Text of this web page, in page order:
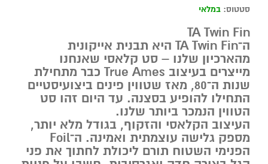
סטטוס: במלאי
TA Twin Fin
ה־TA Twin Fin היא תבנית אייקונית
מהארכיון שלנו – סט קלאסי שאנחנו
מייצרים בעיצוב True Ames כבר מתחילת
שנות ה־80, מאז שטווין פינים ביצועיסטיים
התחילו להופיע בסצנה. עד היום זהו סט
הטווין הנמכר ביותר שלנו.
העיצוב הקלאסי והזקוף, בגודל מלא יותר,
מספק גלישה עוצמתית ואמינה. ה־Foil
הפנימי השטוח תורם ליכולת לחתוך את פני